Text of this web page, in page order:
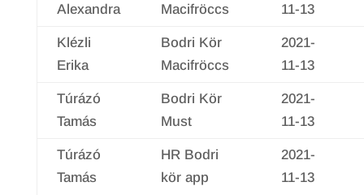
Alexandra
Macifröccs
11-13
Klézli
Erika
Bodri Kör
Macifröccs
2021-
11-13
Túrázó
Tamás
Bodri Kör
Must
2021-
11-13
Túrázó
Tamás
HR Bodri
kör app
2021-
11-13